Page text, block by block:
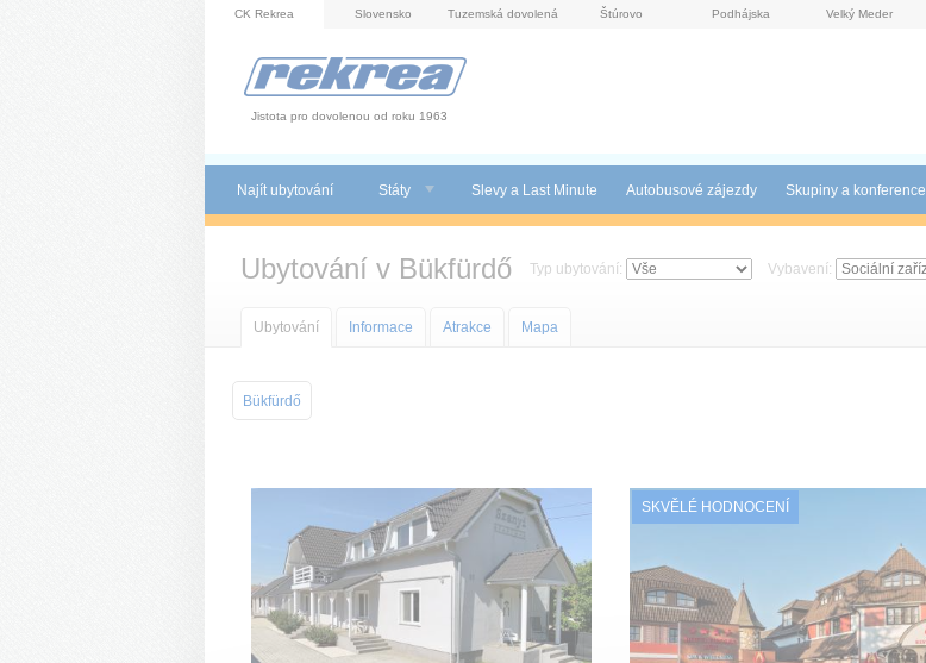
CK Rekrea Slovensko Tuzemská dovolená Štúrovo Podhájska Velký Meder
Jistota pro dovolenou od roku 1963
Najít ubytování Státy Slevy a Last Minute Autobusové zájezdy Skupiny a konference
Ubytování v Bükfürdő Typ ubytování: Vybavení:
Ubytování Informace Atrakce Mapa
Bükfürdő
SKVĚLÉ HODNOCENÍ